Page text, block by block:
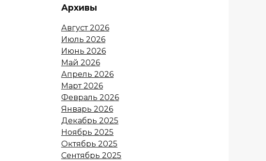
Архивы
Август 2026
Июль 2026
Июнь 2026
Май 2026
Апрель 2026
Март 2026
Февраль 2026
Январь 2026
Декабрь 2025
Ноябрь 2025
Октябрь 2025
Сентябрь 2025